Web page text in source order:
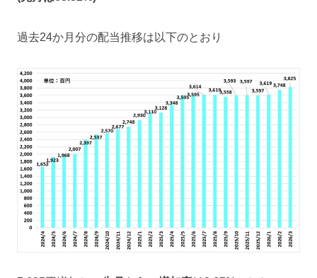
過去24か月分の配当推移は以下のとおり